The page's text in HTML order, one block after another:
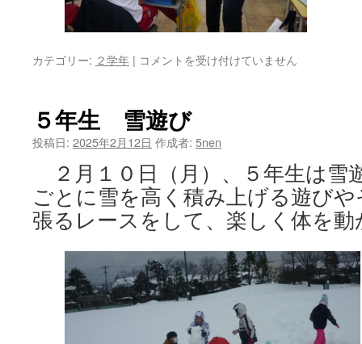
カテゴリー: ２学年 | ２
ロ
グ
ラ
ン
グ
に
挑
戦
は
コメントを受け付けていません
５年生 雪遊び
投稿日: 2025年2月12日 作成者: 5nen
２月１０日（月）、５年生は雪
ごとに雪を高く積み上げる遊び
張るレースをして、楽しく体を